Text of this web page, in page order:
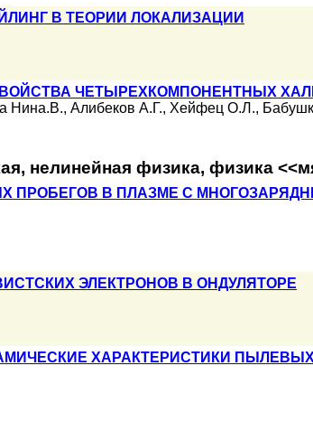
В ТЕОРИИ ЛОКАЛИЗАЦИИ
ЧЕТЫРЕХКОМПОНЕНТНЫХ
Нина.В., Алибеков А.Г., Хейфец О.Л.,
нелинейная физика, физика
ПРОБЕГОВ В ПЛАЗМЕ С
ЭЛЕКТРОНОВ В ОНДУЛЯТОРЕ
ХАРАКТЕРИСТИКИ